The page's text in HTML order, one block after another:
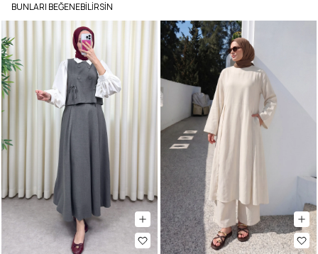
BUNLARI BEĞENEBILIRSIN